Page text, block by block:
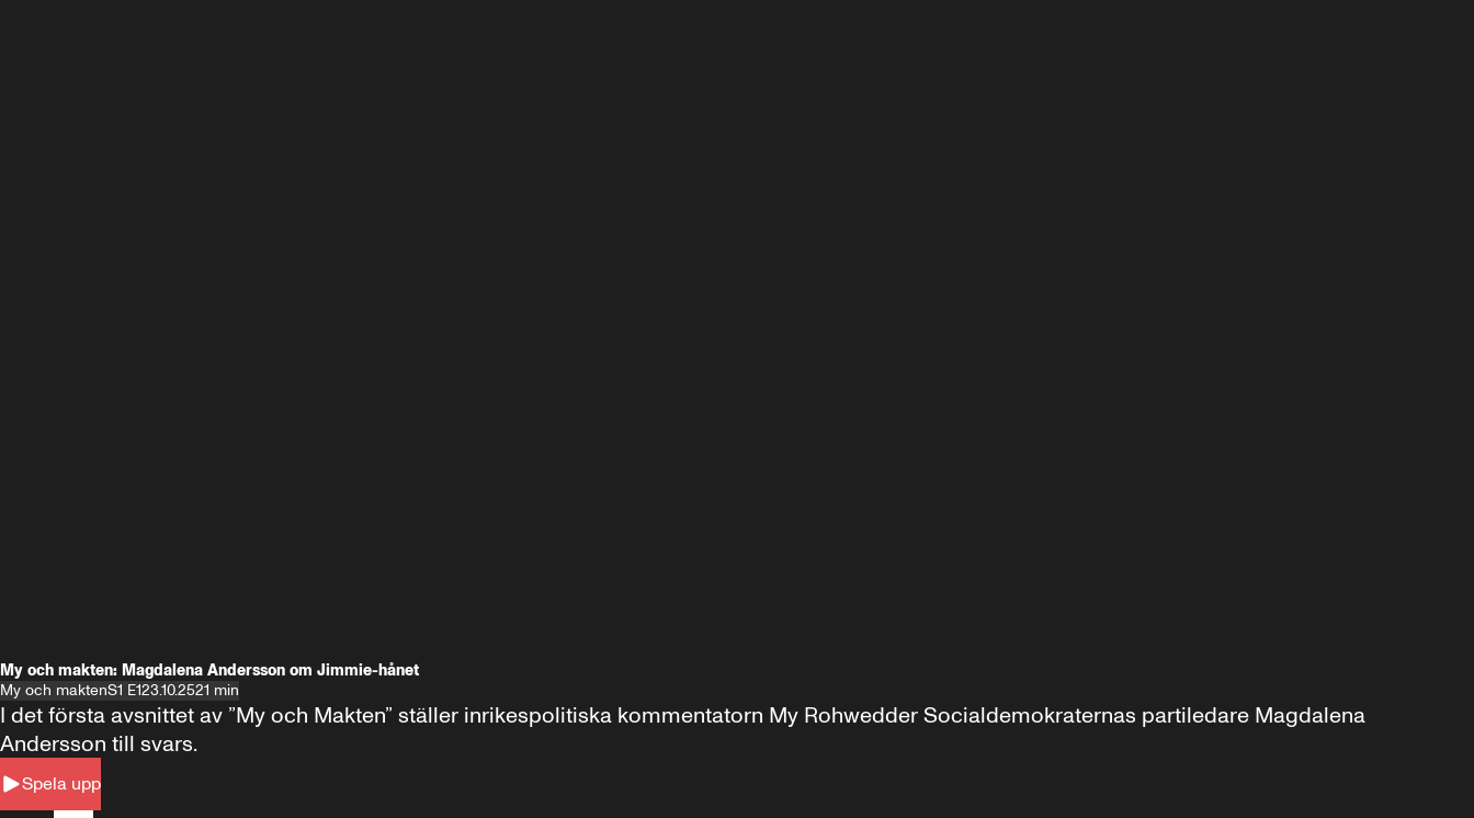
My och makten: Magdalena Andersson om Jimmie-hånet
My och maktenS1 E123.10.2521 min
Spela upp
I det första avsnittet av ”My och Makten” ställer inrikespolitiska kommentatorn My Rohwedder Socialdemokraternas partiledare Magdalena
Andersson till svars.